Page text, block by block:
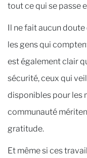
tout ce qui se passe
Il ne fait aucun doute
les gens qui
est également clair
sécurité, ceux qui
disponibles pour les
communauté
gratitude.
Et même si ces